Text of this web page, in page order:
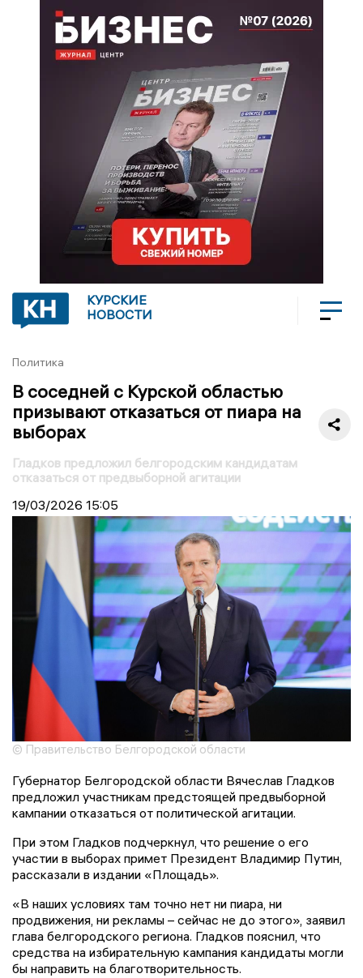
КУРСКИЕ
НОВОСТИ
Политика
В соседней с Курской областью
призывают отказаться от пиара на
выборах
Гладков предложил белгородским кандидатам
отказаться от предвыборной агитации
19/03/2026 15:05
© Правительство Белгородской области
Губернатор Белгородской области Вячеслав Гладков
предложил участникам предстоящей предвыборной
кампании отказаться от политической агитации.
При этом Гладков подчеркнул, что решение о его
участии в выборах примет Президент Владимир Путин,
рассказали в издании «Площадь».
«В наших условиях там точно нет ни пиара, ни
продвижения, ни рекламы – сейчас не до этого», заявил
глава белгородского региона. Гладков пояснил, что
средства на избирательную кампания кандидаты могли
бы направить на благотворительность.